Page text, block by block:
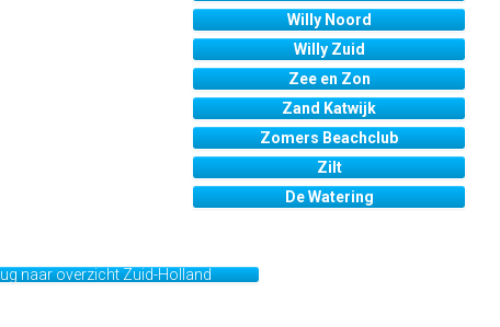
Willy Noord
Willy Zuid
Zee en Zon
Zand Katwijk
Zomers Beachclub
Zilt
De Watering
naar overzicht Zuid-Holland